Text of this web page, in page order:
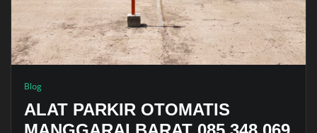
Blog
ALAT PARKIR OTOMATIS